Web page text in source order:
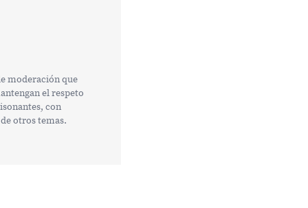
moderación que
el respeto
con
otros temas.